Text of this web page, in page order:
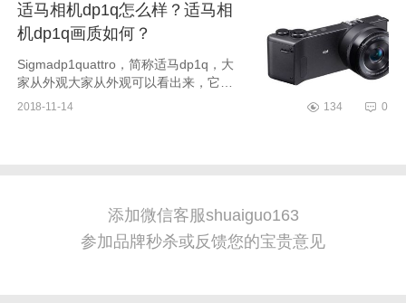
适马相机dp1q怎么样？适马相
机dp1q画质如何？
Sigmadp1quattro，简称适马dp1q，大
家从外观大家从外观可以看出来，它小
巧轻便，重量很轻。大概是这个世界上
2018-11-14 134 0
添加微信客服shuaiguo163
参加品牌秒杀或反馈您的宝贵意见